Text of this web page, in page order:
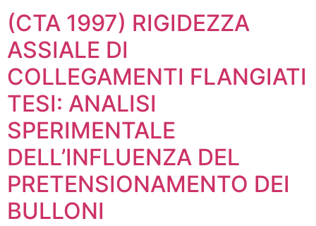
(CTA 1997) RIGIDEZZA
ASSIALE DI
COLLEGAMENTI FLANGIATI
TESI: ANALISI
SPERIMENTALE
DELL’INFLUENZA DEL
PRETENSIONAMENTO DEI
BULLONI